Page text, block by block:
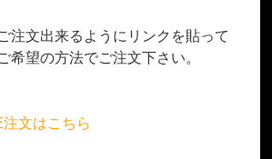
注文出来るようにリンクを貼って
希望の方法でご注文下さい。
文はこちら